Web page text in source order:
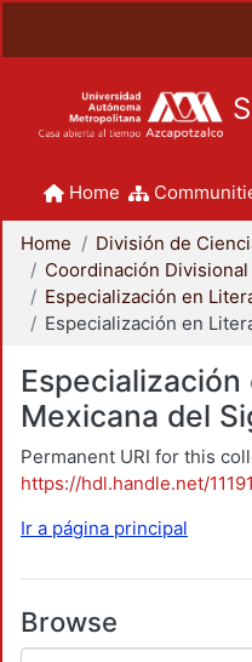
Home
Home
Mexicana del
Permanent URI for this
https://hdl.handle.net/
Ir a página principal
Browse